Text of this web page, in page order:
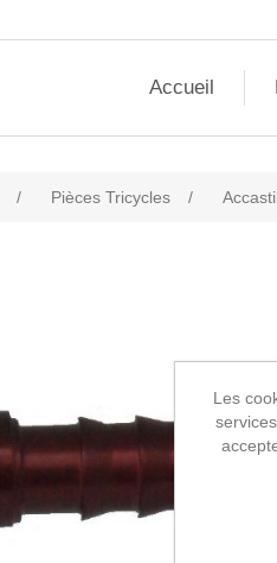
Accueil
/ Pièces Tricycles /
Les